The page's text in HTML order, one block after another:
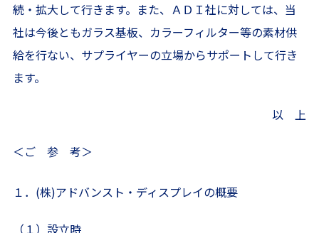
続・拡大して行きます。また、ＡＤＩ社に対しては、当
社は今後ともガラス基板、カラーフィルター等の素材供
給を行ない、サプライヤーの立場からサポートして行き
ます。
以 上
＜ご 参 考＞
１．(株)アドバンスト・ディスプレイの概要
（１）設立時